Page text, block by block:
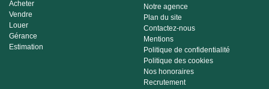
Acheter
Vendre
Louer
Gérance
Estimation
Notre agence
Plan du site
Contactez-nous
Mentions
Politique de confidentialité
Politique des cookies
Nos honoraires
Recrutement